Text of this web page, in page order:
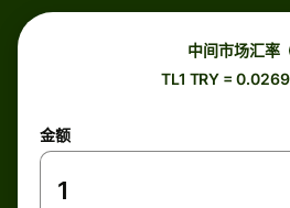
中间市场汇率
TL1 TRY =
金额